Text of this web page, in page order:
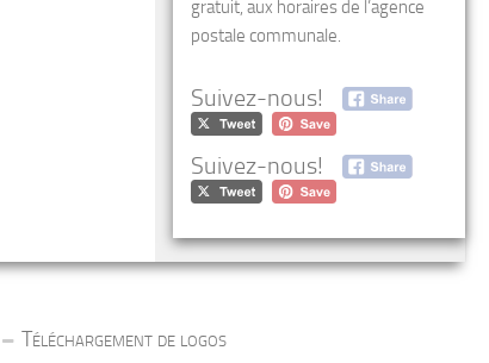
gratuit, aux horaires de l’agence
postale communale.
Suivez-nous!
Suivez-nous!
Téléchargement de logos